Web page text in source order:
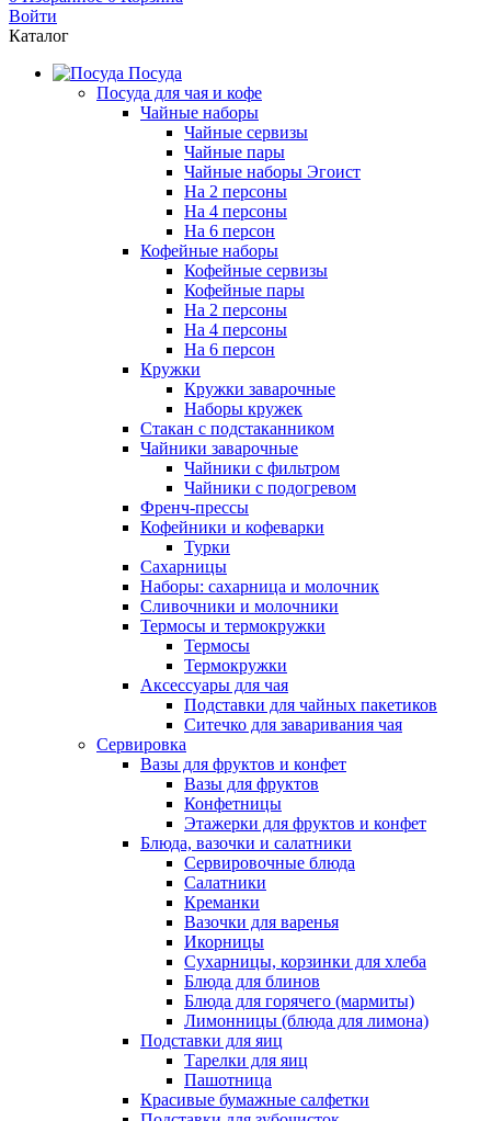
Войти
Каталог
Посуда
Посуда для чая и кофе
Чайные наборы
Чайные сервизы
Чайные пары
Чайные наборы Эгоист
На 2 персоны
На 4 персоны
На 6 персон
Кофейные наборы
Кофейные сервизы
Кофейные пары
На 2 персоны
На 4 персоны
На 6 персон
Кружки
Кружки заварочные
Наборы кружек
Стакан с подстаканником
Чайники заварочные
Чайники с фильтром
Чайники с подогревом
Френч-прессы
Кофейники и кофеварки
Турки
Сахарницы
Наборы: сахарница и молочник
Сливочники и молочники
Термосы и термокружки
Термосы
Термокружки
Аксессуары для чая
Подставки для чайных пакетиков
Ситечко для заваривания чая
Сервировка
Вазы для фруктов и конфет
Вазы для фруктов
Конфетницы
Этажерки для фруктов и конфет
Блюда, вазочки и салатники
Сервировочные блюда
Салатники
Креманки
Вазочки для варенья
Икорницы
Сухарницы, корзинки для хлеба
Блюда для блинов
Блюда для горячего (мармиты)
Лимонницы (блюда для лимона)
Подставки для яиц
Тарелки для яиц
Пашотница
Красивые бумажные салфетки